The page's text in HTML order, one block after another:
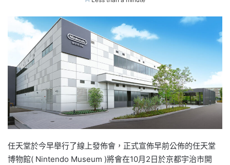
任天堂於今早舉行了線上發佈會，正式宣佈早前公佈的任天堂
博物館( Nintendo Museum )將會在10月2日於京都宇治市開